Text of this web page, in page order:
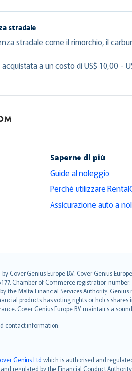
stradale
stradale come il rimorchio, il
a un costo di US$ 10,00 -
Saperne di più
Guide al noleggio
Perché utilizzare
Assicurazione auto a
Cover Genius Europe B.V.. Cover Genius
Chamber of Commerce registration
the Malta Financial Services Authority.
products has voting rights or holds
Cover Genius Europe B.V. maintains a sound
contact information:
Genius Ltd which is authorised and
regulated by the Financial Conduct